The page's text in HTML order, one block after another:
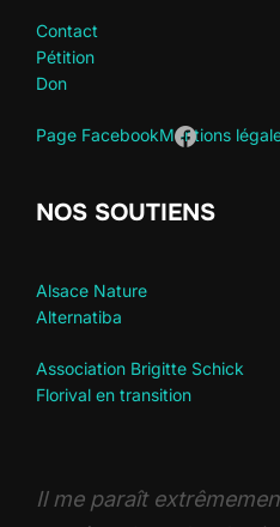
Contact
Pétition
Don
Page FacebookMentions
NOS SOUTIENS
Alsace Nature
Alternatiba
Association Brigitte Schick
Florival en transition
Il me paraît